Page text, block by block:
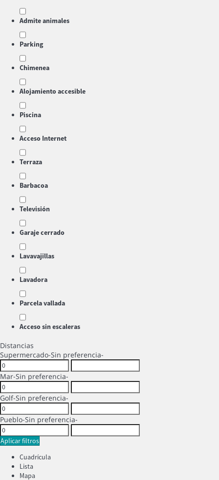
Admite animales
Parking
Chimenea
Alojamiento accesible
Piscina
Acceso Internet
Terraza
Barbacoa
Televisión
Garaje cerrado
Lavavajillas
Lavadora
Parcela vallada
Acceso sin escaleras
Distancias
Supermercado-Sin preferencia-
Mar-Sin preferencia-
Golf-Sin preferencia-
Pueblo-Sin preferencia-
Aplicar filtros
Cuadrícula
Lista
Mapa